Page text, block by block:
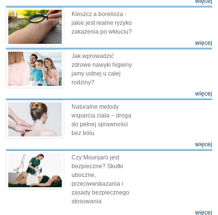
Kleszcz a borelioza -
jakie jest realne ryzyko
zakażenia po wkłuciu?
więcej
Jak wprowadzić
zdrowe nawyki higieny
jamy ustnej u całej
rodziny?
więcej
Naturalne metody
wsparcia ciała – droga
do pełnej sprawności
bez bólu
więcej
Czy Mounjaro jest
bezpieczne? Skutki
uboczne,
przeciwwskazania i
zasady bezpiecznego
stosowania
więcej